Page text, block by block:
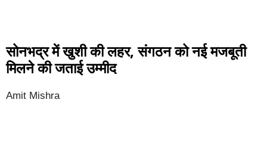
सोनभद्र में खुशी की लहर, संगठन को नई मजबूती
मिलने की जताई उम्मीद
Amit Mishra